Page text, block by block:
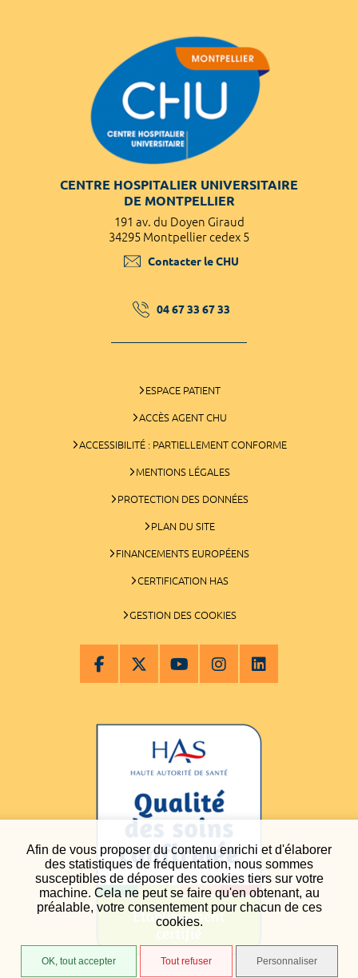
Afin de vous proposer du contenu enrichi et d'élaborer
des statistiques de fréquentation, nous sommes
susceptibles de déposer des cookies tiers sur votre
machine. Cela ne peut se faire qu'en obtenant, au
préalable, votre consentement pour chacun de ces
cookies.
OK, tout accepter Tout refuser Personnaliser
CENTRE HOSPITALIER UNIVERSITAIRE
DE MONTPELLIER
191 av. du Doyen Giraud
34295 Montpellier cedex 5
Contacter le CHU
04 67 33 67 33
ESPACE PATIENT
ACCÈS AGENT CHU
ACCESSIBILITÉ : PARTIELLEMENT CONFORME
MENTIONS LÉGALES
PROTECTION DES DONNÉES
PLAN DU SITE
FINANCEMENTS EUROPÉENS
CERTIFICATION HAS
GESTION DES COOKIES